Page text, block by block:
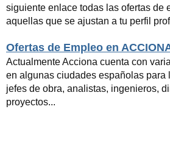
siguiente enlace todas las ofertas de
aquellas que se ajustan a tu perfil
Ofertas de Empleo en
Actualmente Acciona cuenta con
en algunas ciudades españolas para
jefes de obra, analistas, ingenieros,
proyectos...